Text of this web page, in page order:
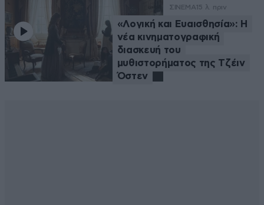
ΣΙΝΕΜΑ 15 λ. πριν
«Λογική και Ευαισθησία»: Η
νέα κινηματογραφική
διασκευή του
μυθιστορήματος της Τζέιν
Όστεν